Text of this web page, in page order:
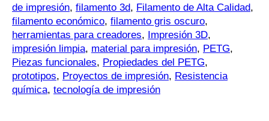
de impresión, filamento 3d, Filamento de Alta Calidad,
filamento económico, filamento gris oscuro,
herramientas para creadores, Impresión 3D,
impresión limpia, material para impresión, PETG,
Piezas funcionales, Propiedades del PETG,
prototipos, Proyectos de impresión, Resistencia
química, tecnología de impresión